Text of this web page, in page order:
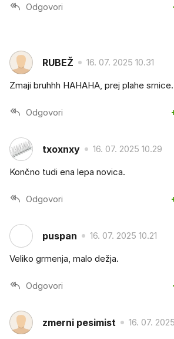
Odgovori
RUBEŽ 16. 07. 2025 10.31
Zmaji bruhhh HAHAHA, prej plahe
Odgovori
txoxnxy 16. 07. 2025 10.29
Končno tudi ena lepa novica.
Odgovori
puspan 16. 07. 2025 10.21
Veliko grmenja, malo dežja.
Odgovori
zmerni pesimist 16. 07.